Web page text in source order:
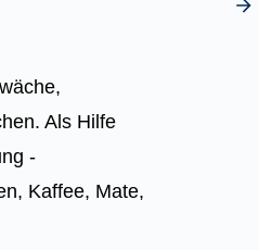
Als Hilfe
-
Kaffee, Mate,